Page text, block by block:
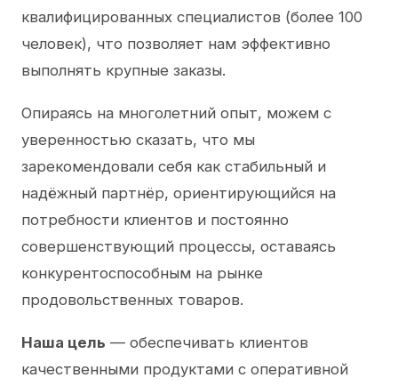
квалифицированных специалистов (более 100
человек), что позволяет нам эффективно
выполнять крупные заказы.
Опираясь на многолетний опыт, можем с
уверенностью сказать, что мы
зарекомендовали себя как стабильный и
надёжный партнёр, ориентирующийся на
потребности клиентов и постоянно
совершенствующий процессы, оставаясь
конкурентоспособным на рынке
продовольственных товаров.
Наша цель — обеспечивать клиентов
качественными продуктами с оперативной